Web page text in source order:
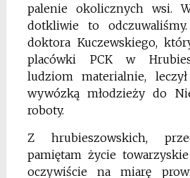
palenie okolicznych wsi.
dotkliwie to
doktora Kuczewskiego,
placówki PCK w
ludziom materialnie,
wywózką młodzieży do
roboty.
Z hrubieszowskich,
pamiętam życie
oczywiście na miarę